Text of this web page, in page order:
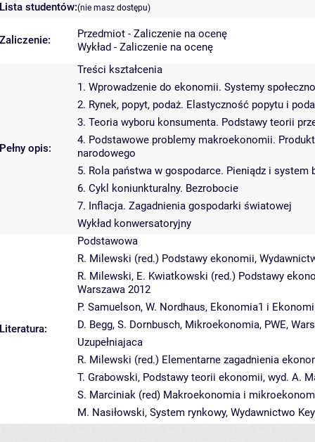
Lista studentów:(nie masz dostępu)
Zaliczenie:
Przedmiot - Zaliczenie na ocenę
Wykład - Zaliczenie na ocenę
Pełny opis:
Treści kształcenia
1. Wprowadzenie do ekonomii. Systemy
2. Rynek, popyt, podaż. Elastyczność popytu i
3. Teoria wyboru konsumenta. Podstawy teorii
4. Podstawowe problemy makroekonomii.
narodowego
5. Rola państwa w gospodarce. Pieniądz i system
6. Cykl koniunkturalny. Bezrobocie
7. Inflacja. Zagadnienia gospodarki światowej
Wykład konwersatoryjny
Literatura:
Podstawowa
R. Milewski (red.) Podstawy ekonomii,
R. Milewski, E. Kwiatkowski (red.) Podstawy
Warszawa 2012
P. Samuelson, W. Nordhaus, Ekonomia1 i
D. Begg, S. Dornbusch, Mikroekonomia, PWE,
Uzupełniajaca
R. Milewski (red.) Elementarne zagadnienia
T. Grabowski, Podstawy teorii ekonomii, wyd. A.
S. Marciniak (red) Makroekonomia i
M. Nasiłowski, System rynkowy, Wydawnictwo